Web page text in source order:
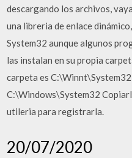
descargando los archivos,
una libreria de enlace
System32 aunque algunos
las instalan en su propia
carpeta es
C:\Windows\System32
utileria para registrarla.
20/07/2020